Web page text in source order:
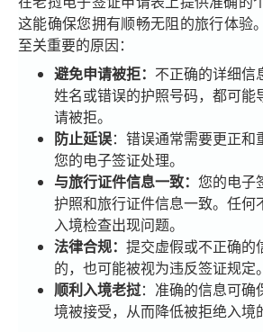
这能确保您拥有顺畅无阻的旅行体验
至关重要的原因：
避免申请被拒： 不正确的详细信
姓名或错误的护照号码，都可能
请被拒。
防止延误：错误通常需要更正
您的电子签证处理。
与旅行证件信息一致： 您的电子
护照和旅行证件信息一致。任何
入境检查出现问题。
法律合规： 提交虚假或不正确的
的，也可能被视为违反签证规定。
顺利入境老挝：准确的信息可确
境被接受，从而降低被拒绝入境